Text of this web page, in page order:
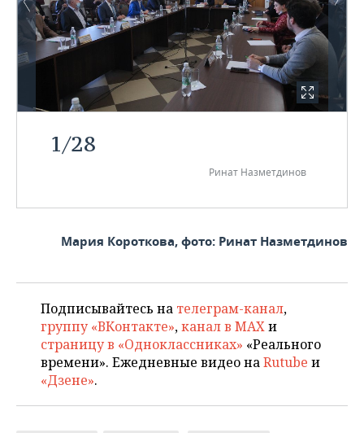
1/28
Ринат Назметдинов
Мария Короткова, фото: Ринат Назметдинов
Подписывайтесь на телеграм-канал,
группу «ВКонтакте»,канал в MAXи
страницу в «Одноклассниках» «Реального
времени». Ежедневные видео наRutube и
«Дзене».